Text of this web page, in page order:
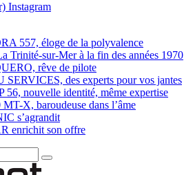
Instagram
557, éloge de la polyvalence
Trinité-sur-Mer à la fin des années 1970
rêve de pilote
des experts pour vos jantes
nouvelle identité, même expertise
X, baroudeuse dans l’âme
s’agrandit
enrichit son offre